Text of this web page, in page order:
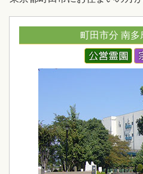
町田市分 南多